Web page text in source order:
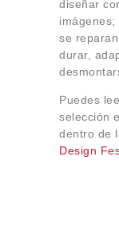
diseñar
se
durar,
Puedes
selección
dentro de
Design